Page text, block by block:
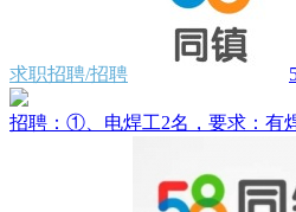
求职招聘/招聘
招聘：①、电焊工2名，要求：有